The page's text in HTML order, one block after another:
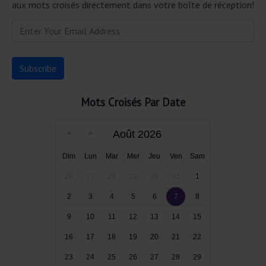
aux mots croisés directement dans votre boîte de réception!
Mots Croisés Par Date
Août 2026
Dim Lun Mar Mer Jeu Ven Sam
1
2 3 4 5 6 7 8
9 10 11 12 13 14 15
16 17 18 19 20 21 22
23 24 25 26 27 28 29